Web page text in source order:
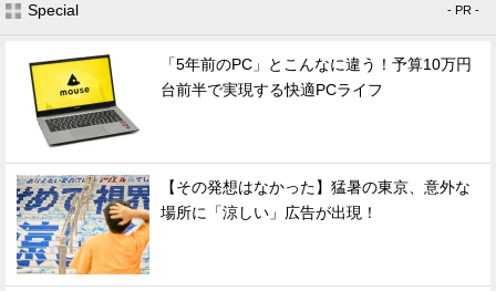
Special - PR -
「5年前のPC」とこんなに違う！予算10万円
台前半で実現する快適PCライフ
【その発想はなかった】猛暑の東京、意外な
場所に「涼しい」広告が出現！